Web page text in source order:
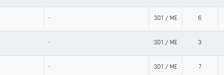
- 3D1 / ME 6
- 3D1 / ME 3
- 3D1 / ME 7